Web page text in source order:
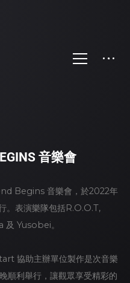
音樂會
Begins 音樂會，於2022年
。表演樂隊包括R.O.O.T,
Yusobei。
協助主辦單位製作是次音樂
順利舉行，讓觀眾享受精彩的